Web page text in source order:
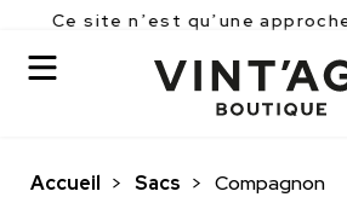
n’est qu’une approche
Accueil > Sacs > Compagnon